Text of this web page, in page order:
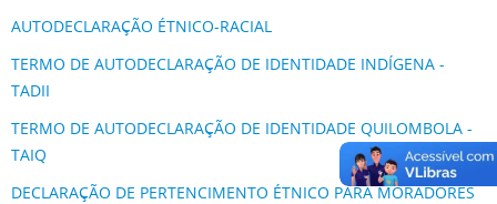
AUTODECLARAÇÃO ÉTNICO-RACIAL
TERMO DE AUTODECLARAÇÃO DE IDENTIDADE INDÍGENA -
TADII
TERMO DE AUTODECLARAÇÃO DE IDENTIDADE QUILOMBOLA -
TAIQ
DECLARAÇÃO DE PERTENCIMENTO ÉTNICO PARA MORADORES